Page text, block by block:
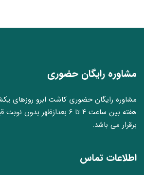
مشاوره رایگان حضوری
مشاوره رایگان حضوری کاشت ابرو روزهای
هفته بین ساعت ۴ تا ۶ بعدازظهر
برقرار می باشد.
اطلاعات تماس